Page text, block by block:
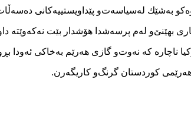
به‌شێك له‌سیاسه‌ت‌و پێداویستییه‌كانی ده‌سه‌ڵات
بهێنێ‌و له‌م پرسه‌شدا هۆشدار بێت نه‌كه‌وێته‌
ناچاره‌ كه‌ نه‌وت‌و گازی هه‌رێم به‌خاكی ئه‌ودا
هه‌رێمی كوردستان گرنگ‌و كاریگه‌رن.